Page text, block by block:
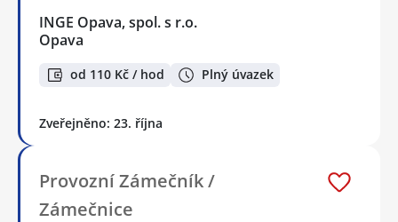
INGE Opava, spol. s r.o.
Opava
od 110 Kč / hod Plný úvazek
Zveřejněno: 23. října
Provozní Zámečník /
Zámečnice